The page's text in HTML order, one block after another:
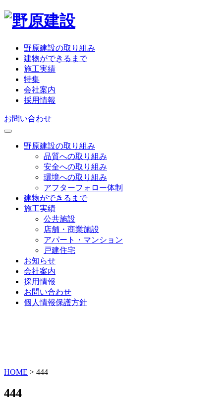
野原建設の取り組み
建物ができるまで
施工実績
特集
会社案内
採用情報
お問い合わせ
野原建設の取り組み
品質への取り組み
安全への取り組み
環境への取り組み
アフターフォロー体制
建物ができるまで
施工実績
公共施設
店舗・商業施設
アパート・マンション
戸建住宅
お知らせ
会社案内
採用情報
お問い合わせ
個人情報保護方針
HOME > 444
444